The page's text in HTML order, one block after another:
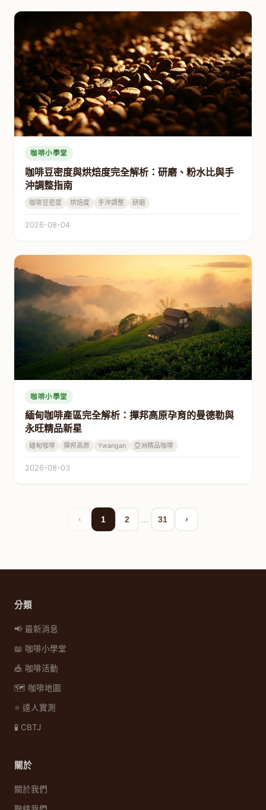
咖啡小學堂
咖啡豆密度與烘焙度完全解析：研磨、粉水比與手
沖調整指南
咖啡豆密度 烘焙度 手沖調整 研磨
2026-08-04
咖啡小學堂
緬甸咖啡產區完全解析：撣邦高原孕育的曼德勒與
永旺精品新星
緬甸咖啡 撣邦高原 Ywangan 亞洲精品咖啡
2026-08-03
‹ 1 2 … 31 ›
分類
📢 最新消息
📖 咖啡小學堂
🎪 咖啡活動
🗺️ 咖啡地圖
⭐ 達人實測
🧪 CBTJ
關於
關於我們